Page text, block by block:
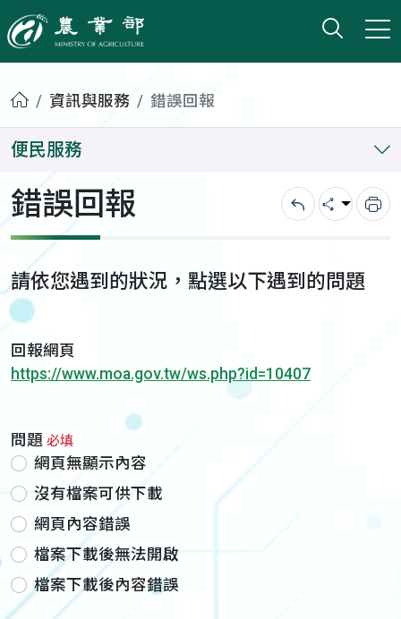
農業部
打開
小版
首頁資訊與服務 錯誤回報
便民服務
錯誤回報 回上一頁
分享 列
請依您遇到的狀況，點選以下遇到的問題
回報網頁
https://www.moa.gov.tw/ws.php?id=10407
問題 必填
網頁無顯示內容
沒有檔案可供下載
網頁內容錯誤
檔案下載後無法開啟
檔案下載後內容錯誤